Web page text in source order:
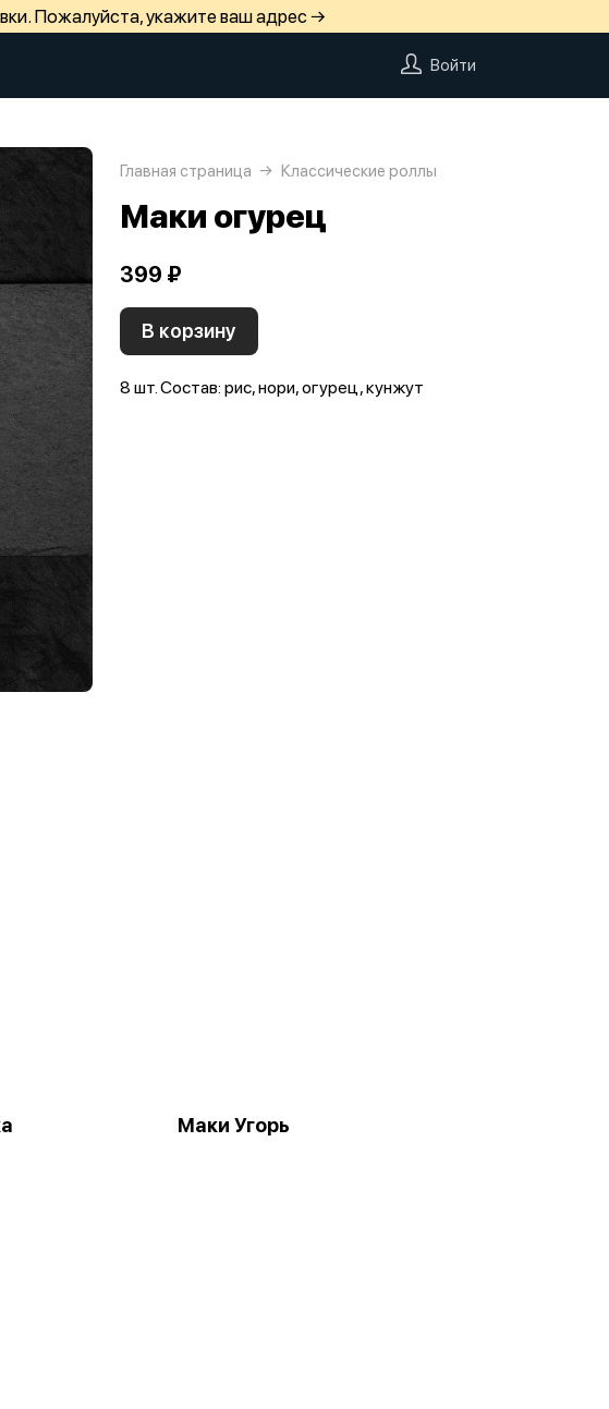
Пожалуйста, укажите ваш адрес →
Войти
Главная страница Классические роллы
Маки огурец
399 ₽
В корзину
8 шт. Состав: рис, нори, огурец, кунжут
Маки Угорь